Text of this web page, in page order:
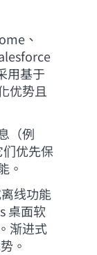
、
用基于
优势且
（例
优先保
。
线功能
桌面软
渐进式
。